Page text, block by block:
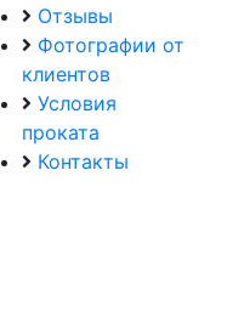
Отзывы
Фотографии от
клиентов
Условия
проката
Контакты